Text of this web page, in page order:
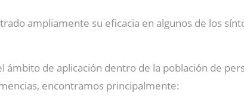
ampliamente su eficacia en algunos de los
ámbito de aplicación dentro de la población de
encontramos principalmente: